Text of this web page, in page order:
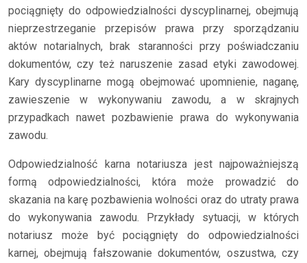
pociągnięty do odpowiedzialności dyscyplinarnej, obejmują
nieprzestrzeganie przepisów prawa przy sporządzaniu
aktów notarialnych, brak staranności przy poświadczaniu
dokumentów, czy też naruszenie zasad etyki zawodowej.
Kary dyscyplinarne mogą obejmować upomnienie, naganę,
zawieszenie w wykonywaniu zawodu, a w skrajnych
przypadkach nawet pozbawienie prawa do wykonywania
zawodu.
Odpowiedzialność karna notariusza jest najpoważniejszą
formą odpowiedzialności, która może prowadzić do
skazania na karę pozbawienia wolności oraz do utraty prawa
do wykonywania zawodu. Przykłady sytuacji, w których
notariusz może być pociągnięty do odpowiedzialności
karnej, obejmują fałszowanie dokumentów, oszustwa, czy